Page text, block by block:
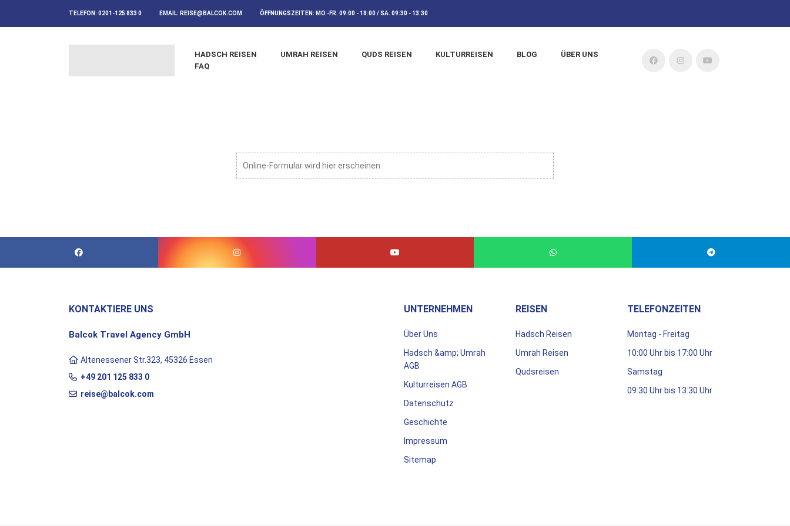
TELEFON: 0201-125 833 0 EMAIL: REISE@BALCOK.COM ÖFFNUNGSZEITEN: MO.-FR. 09:00 - 18:00 / SA. 09:30 - 13:30
HADSCH REISEN UMRAH REISEN QUDS REISEN KULTURREISEN BLOG
ÜBER UNS
FAQ
Online-Formular wird hier erscheinen
KONTAKTIERE UNS
Balcok Travel Agency GmbH
Altenessener Str.323, 45326 Essen
+49 201 125 833 0
reise@balcok.com
UNTERNEHMEN
Über Uns
Hadsch &amp; Umrah
AGB
Kulturreisen AGB
Datenschutz
Geschichte
Impressum
Sitemap
REISEN
Hadsch Reisen
Umrah Reisen
Qudsreisen
TELEFONZEITEN
Montag - Freitag
10:00 Uhr bis 17:00 Uhr
Samstag
09:30 Uhr bis 13:30 Uhr